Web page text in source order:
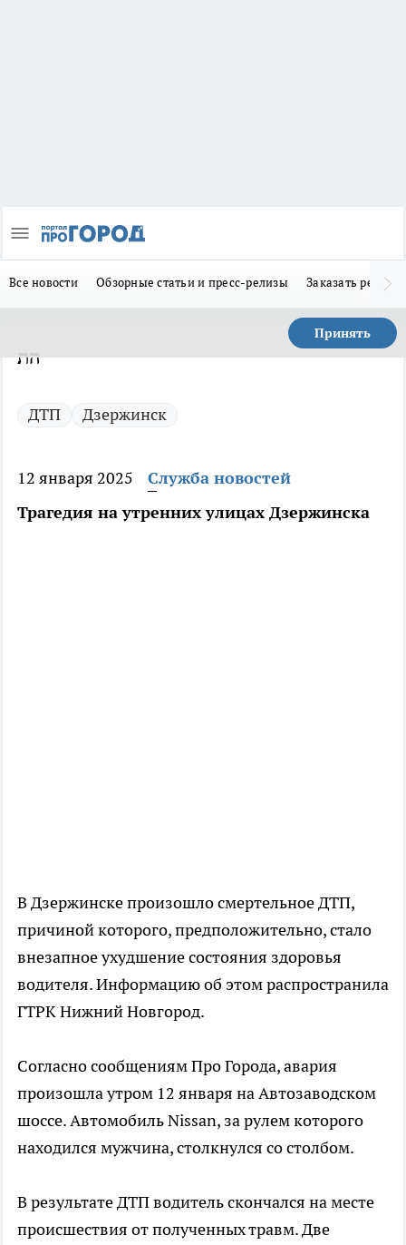
Все новости Обзорные статьи и пресс-релизы Заказать
Принять
הת
ДТП Дзержинск
12 января 2025
Служба новостей
Трагедия на утренних улицах Дзержинска
В Дзержинске произошло смертельное ДТП,
причиной которого, предположительно, стало
внезапное ухудшение состояния здоровья
водителя. Информацию об этом распространила
ГТРК Нижний Новгород.
Согласно сообщениям Про Города, авария
произошла утром 12 января на Автозаводском
шоссе. Автомобиль Nissan, за рулем которого
находился мужчина, столкнулся со столбом.
В результате ДТП водитель скончался на месте
происшествия от полученных травм. Две